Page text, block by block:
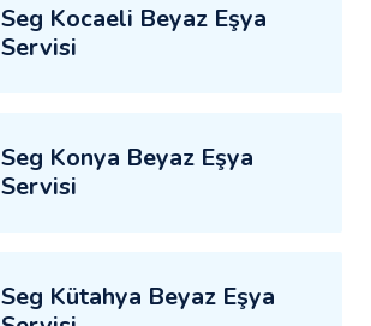
Seg Kocaeli Beyaz Eşya
Servisi
Seg Konya Beyaz Eşya
Servisi
Seg Kütahya Beyaz Eşya